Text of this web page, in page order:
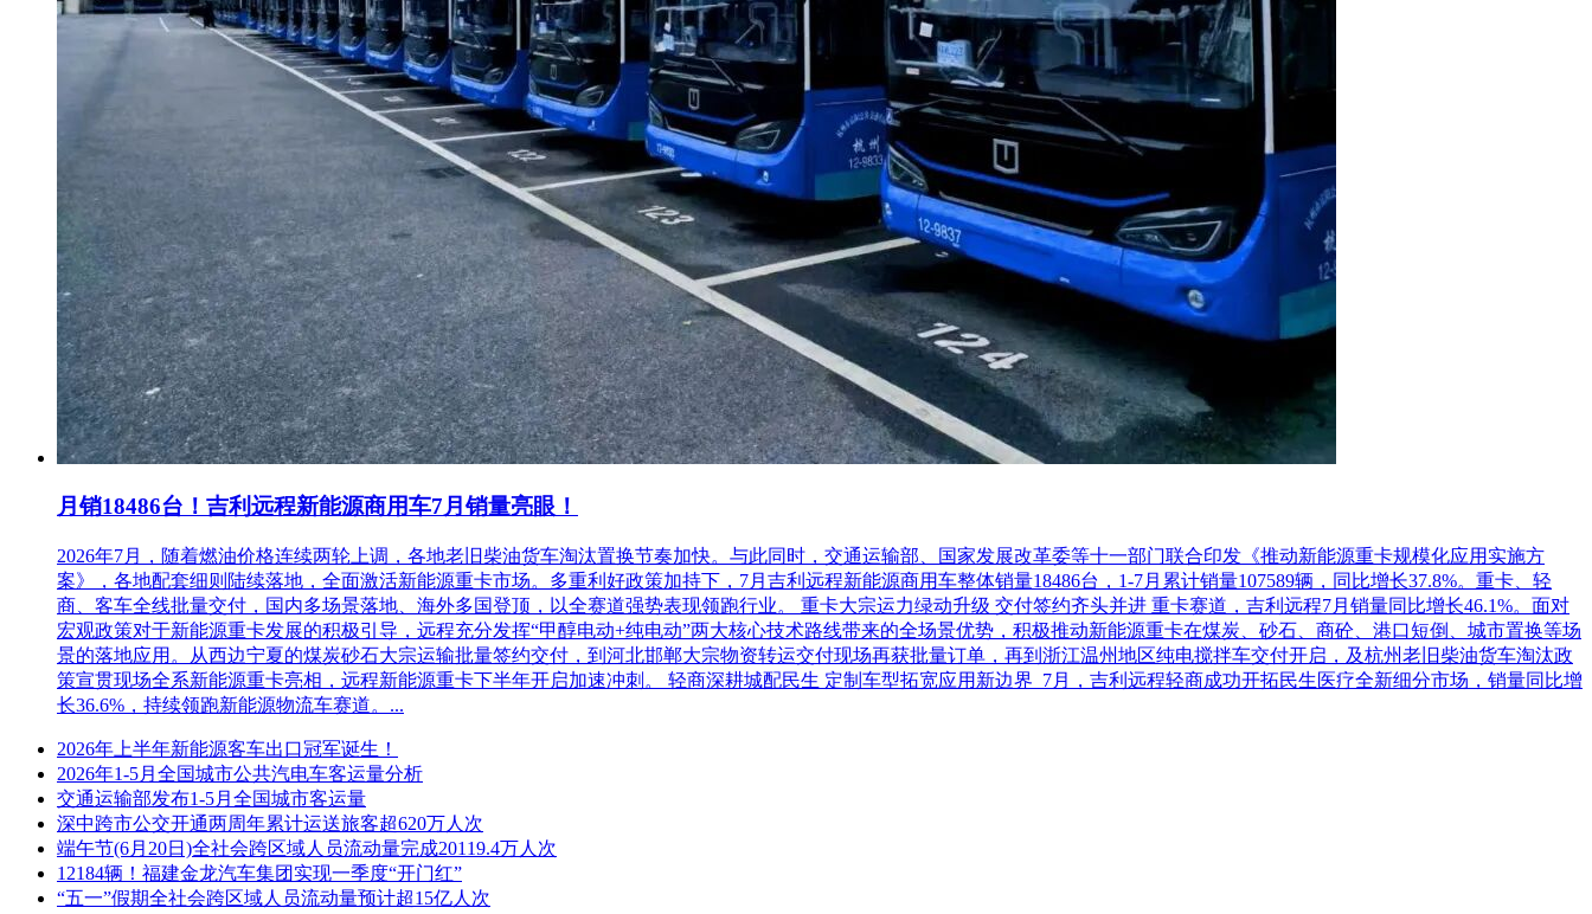
月销18486台！吉利远程新能源商用车7月销量亮眼！
2026年7月，随着燃油价格连续两轮上调，各地老旧柴油货车淘汰置换节奏加快。与此同时，交通运输部、国家发展改革委等十一部门联合印发《推动新能源重卡规模化应用实施方
案》，各地配套细则陆续落地，全面激活新能源重卡市场。多重利好政策加持下，7月吉利远程新能源商用车整体销量18486台，1-7月累计销量107589辆，同比增长37.8%。重卡、轻
商、客车全线批量交付，国内多场景落地、海外多国登顶，以全赛道强势表现领跑行业。 重卡大宗运力绿动升级 交付签约齐头并进 重卡赛道，吉利远程7月销量同比增长46.1%。面对
宏观政策对于新能源重卡发展的积极引导，远程充分发挥“甲醇电动+纯电动”两大核心技术路线带来的全场景优势，积极推动新能源重卡在煤炭、砂石、商砼、港口短倒、城市置换等场
景的落地应用。从西边宁夏的煤炭砂石大宗运输批量签约交付，到河北邯郸大宗物资转运交付现场再获批量订单，再到浙江温州地区纯电搅拌车交付开启，及杭州老旧柴油货车淘汰政
策宣贯现场全系新能源重卡亮相，远程新能源重卡下半年开启加速冲刺。 轻商深耕城配民生 定制车型拓宽应用新边界 7月，吉利远程轻商成功开拓民生医疗全新细分市场，销量同比增
长36.6%，持续领跑新能源物流车赛道。...
2026年上半年新能源客车出口冠军诞生！
2026年1-5月全国城市公共汽电车客运量分析
交通运输部发布1-5月全国城市客运量
深中跨市公交开通两周年累计运送旅客超620万人次
端午节(6月20日)全社会跨区域人员流动量完成20119.4万人次
12184辆！福建金龙汽车集团实现一季度“开门红”
“五一”假期全社会跨区域人员流动量预计超15亿人次